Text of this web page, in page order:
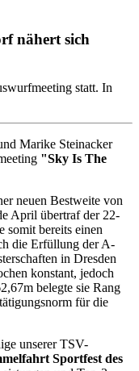
nähert sich
statt. In
Marike Steinacker
"Sky Is The
neuen Bestweite von
April übertraf der 22-
somit bereits einen
die Erfüllung der A-
in Dresden
konstant, jedoch
belegte sie Rang
für die
unserer TSV-
Sportfest des